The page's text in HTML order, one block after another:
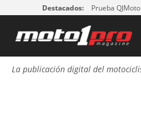
Destacados: Prueba
La publicación digital del